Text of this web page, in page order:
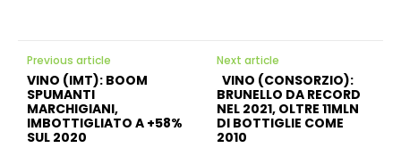
Previous article
VINO (IMT): BOOM
SPUMANTI
MARCHIGIANI,
IMBOTTIGLIATO A +58%
SUL 2020
Next article
VINO (CONSORZIO):
BRUNELLO DA RECORD
NEL 2021, OLTRE 11MLN
DI BOTTIGLIE COME
2010